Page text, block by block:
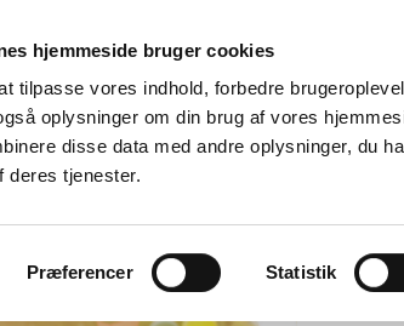
hjemmeside bruger cookies
tilpasse vores indhold, forbedre
oplysninger om din brug af vores
disse data med andre oplysninger, du
deres tjenester.
Præferencer Statistik
By, bolig og miljø Fritid og oplevelser